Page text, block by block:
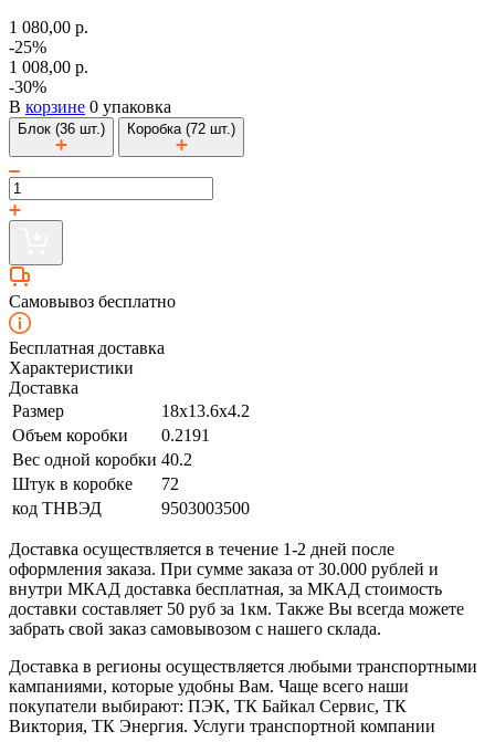
1 080,00 р.
-25%
1 008,00 р.
-30%
В корзине 0 упаковка
Блок (36 шт.) Коробка (72 шт.)
Самовывоз бесплатно
Бесплатная доставка
Характеристики
Доставка
Размер
18x13.6x4.2
Объем коробки
0.2191
Вес одной коробки 40.2
Штук в коробке
72
код ТНВЭД
9503003500
Доставка осуществляется в течение 1-2 дней после
оформления заказа. При сумме заказа от 30.000 рублей и
внутри МКАД доставка бесплатная, за МКАД стоимость
доставки составляет 50 руб за 1км. Также Вы всегда можете
забрать свой заказ самовывозом с нашего склада.
Доставка в регионы осуществляется любыми транспортными
кампаниями, которые удобны Вам. Чаще всего наши
покупатели выбирают: ПЭК, ТК Байкал Сервис, ТК
Виктория, ТК Энергия. Услуги транспортной компании